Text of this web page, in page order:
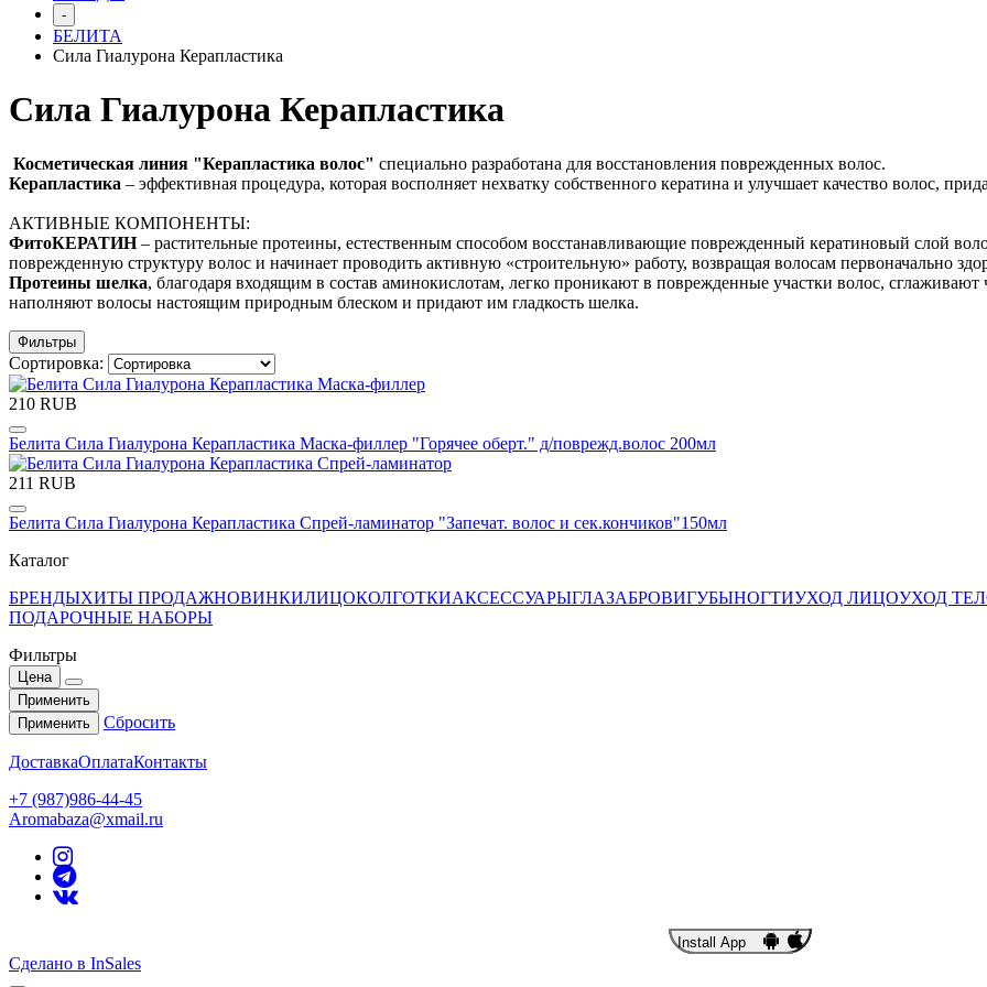
-
БЕЛИТА
Сила Гиалурона Керапластика
Сила Гиалурона Керапластика
Косметическая линия "Керапластика волос" специально разработана для восстановления поврежденных волос.
Керапластика – эффективная процедура, которая восполняет нехватку собственного кератина и улучшает качество волос,
АКТИВНЫЕ КОМПОНЕНТЫ:
ФитоКЕРАТИН– растительные протеины, естественным способом восстанавливающие поврежденный кератиновый слой
поврежденную структуру волос и начинает проводить активную «строительную» работу, возвращая волосам первоначально
Протеины шелка, благодаря входящим в состав аминокислотам, легко проникают в поврежденные участки волос,
наполняют волосы настоящим природным блеском и придают им гладкость шелка.
Фильтры
Сортировка:
210 RUB
Белита Сила Гиалурона Керапластика Маска-филлер "Горячее оберт." д/поврежд.волос 200мл
211 RUB
Белита Сила Гиалурона Керапластика Спрей-ламинатор "Запечат. волос и сек.кончиков"150мл
Каталог
БРЕНДЫХИТЫ ПРОДАЖНОВИНКИЛИЦОКОЛГОТКИАКСЕССУАРЫГЛАЗАБРОВИГУБЫНОГТИУХОД ЛИЦОУХОД
ПОДАРОЧНЫЕ НАБОРЫ
Фильтры
Цена
Применить
Применить
Сбросить
ДоставкаОплатаКонтакты
+7 (987)986-44-45
Aromabaza@xmail.ru
Install App
Сделано в InSales